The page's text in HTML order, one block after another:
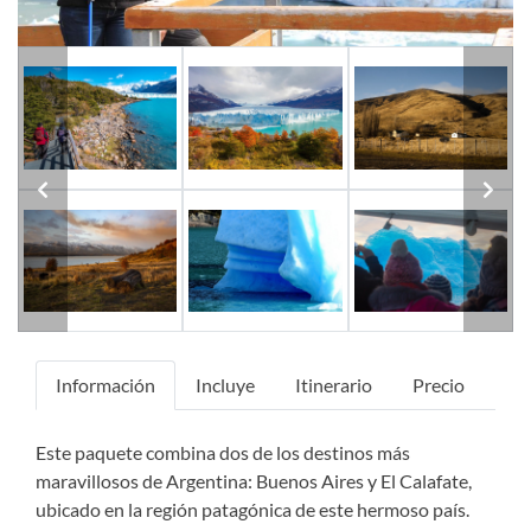
Previous Next
Información Incluye Itinerario Precio
Este paquete combina dos de los destinos más
maravillosos de Argentina: Buenos Aires y El Calafate,
ubicado en la región patagónica de este hermoso país.